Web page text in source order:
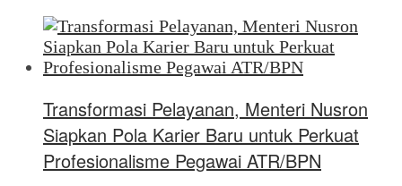
Transformasi Pelayanan, Menteri Nusron
Siapkan Pola Karier Baru untuk Perkuat
Profesionalisme Pegawai ATR/BPN